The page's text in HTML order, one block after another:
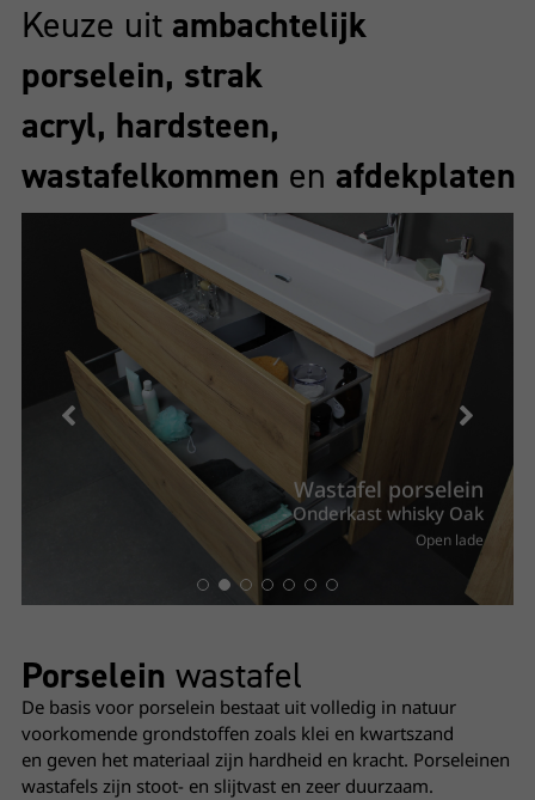
Keuze uit ambachtelijk
porselein, strak
acryl, hardsteen,
wastafelkommen en afdekplaten
Wastafel porselein
- Onderkast whisky Oak
Open lade
Porselein wastafel
De basis voor porselein bestaat uit volledig in natuur
voorkomende grondstoffen zoals klei en kwartszand
en geven het materiaal zijn hardheid en kracht. Porseleinen
wastafels zijn stoot- en slijtvast en zeer duurzaam.